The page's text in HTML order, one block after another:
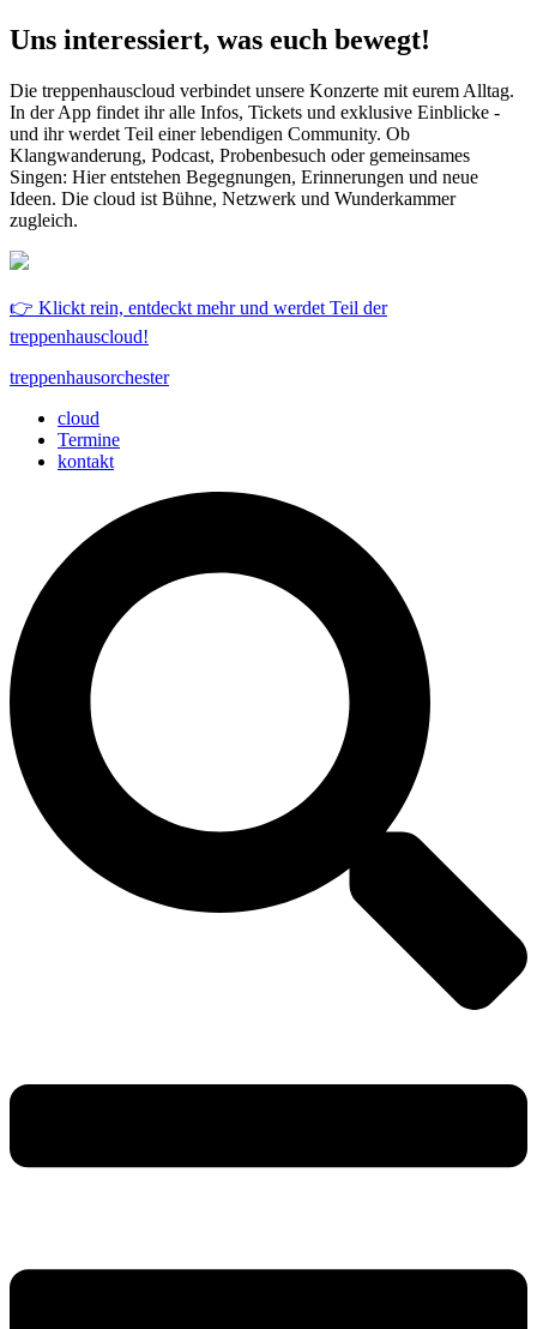
Uns interessiert, was euch bewegt!
Die treppenhauscloud verbindet unsere Konzerte mit eurem Alltag.
In der App findet ihr alle Infos, Tickets und exklusive Einblicke -
und ihr werdet Teil einer lebendigen Community. Ob
Klangwanderung, Podcast, Probenbesuch oder gemeinsames
Singen: Hier entstehen Begegnungen, Erinnerungen und neue
Ideen. Die cloud ist Bühne, Netzwerk und Wunderkammer
zugleich.
👉 Klickt rein, entdeckt mehr und werdet Teil der
treppenhauscloud!
treppenhausorchester
cloud
Termine
kontakt